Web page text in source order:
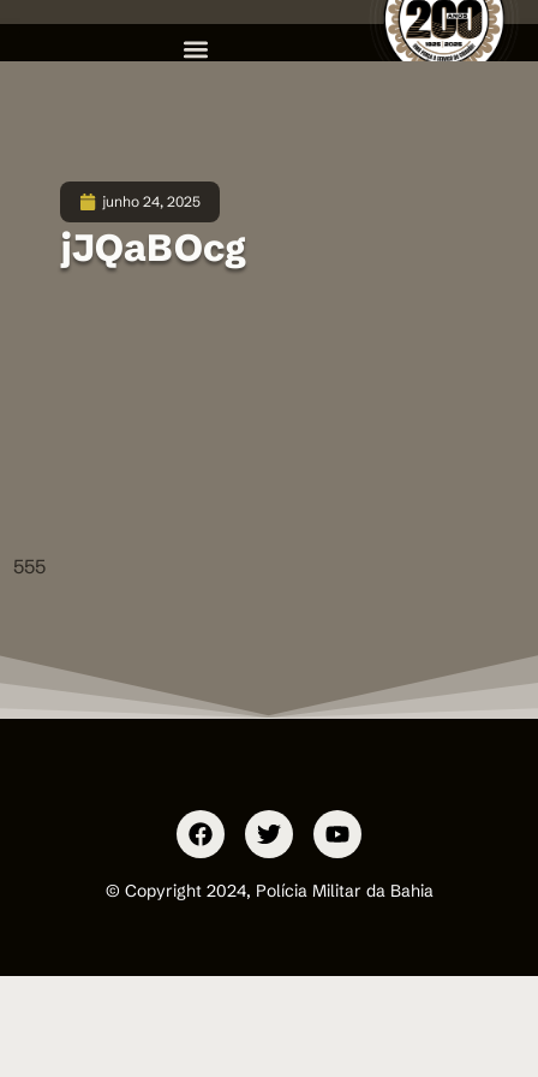
junho 24, 2025
jJQaBOcg
555
© Copyright 2024, Polícia Militar da Bahia